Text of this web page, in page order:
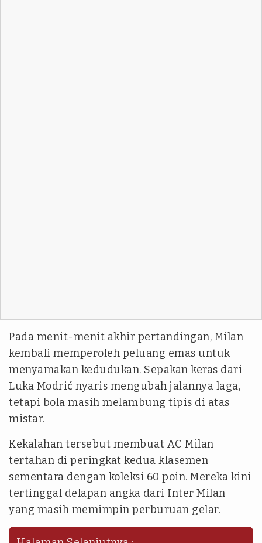
Pada menit-menit akhir pertandingan, Milan
kembali memperoleh peluang emas untuk
menyamakan kedudukan. Sepakan keras dari
Luka Modrić nyaris mengubah jalannya laga,
tetapi bola masih melambung tipis di atas
mistar.
Kekalahan tersebut membuat AC Milan
tertahan di peringkat kedua klasemen
sementara dengan koleksi 60 poin. Mereka kini
tertinggal delapan angka dari Inter Milan
yang masih memimpin perburuan gelar.